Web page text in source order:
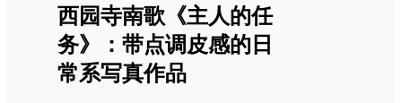
西园寺南歌《主人的任
务》：带点调皮感的日
常系写真作品